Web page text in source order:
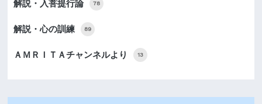
解説・入菩提行論 78
解説・心の訓練 89
ＡＭＲＩＴＡチャンネルより 13